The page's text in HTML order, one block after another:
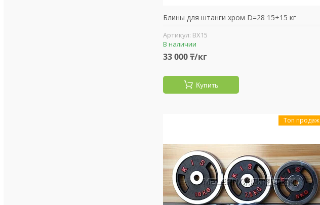
Блины для штанги хром D=28 15+15 кг
BX15
В наличии
33 000 ₸/кг
Купить
Топ продаж